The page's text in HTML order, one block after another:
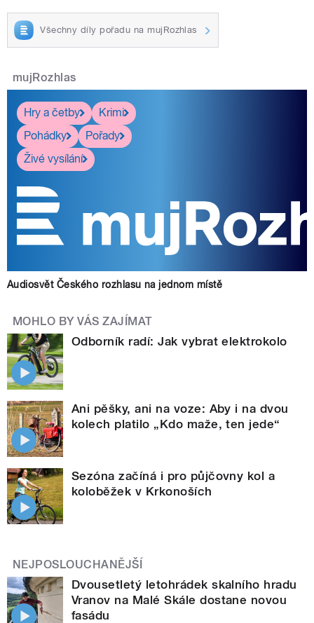
Všechny díly pořadu na mujRozhlas
mujRozhlas
Hry a četby
Krimi
Pohádky
Pořady
Živé vysílání
Audiosvět Českého rozhlasu na jednom místě
MOHLO BY VÁS ZAJÍMAT
Odborník radí: Jak vybrat elektrokolo
Ani pěšky, ani na voze: Aby i na dvou
kolech platilo „Kdo maže, ten jede“
Sezóna začíná i pro půjčovny kol a
koloběžek v Krkonoších
NEJPOSLOUCHANĚJŠÍ
Dvousetletý letohrádek skalního hradu
Vranov na Malé Skále dostane novou
fasádu